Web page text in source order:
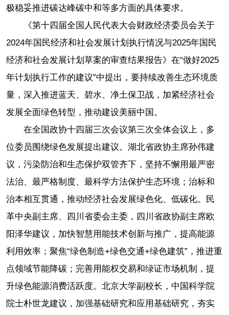
极稳妥推进碳达峰碳中和等多方面的具体要求。
《第十四届全国人民代表大会财政经济委员会关于
2024年国民经济和社会发展计划执行情况与2025年国民
经济和社会发展计划草案的审查结果报告》在“做好2025
年计划执行工作的建议”中提出，要持续改善生态环境质
量，深入推进蓝天、碧水、净土保卫战，加紧经济社会
发展全面绿色转型，推动建设美丽中国。
在全国政协十四届三次会议第三次全体会议上，多
位委员围绕绿色发展提出建议。湖北省政协主席孙伟建
议，污染防治和生态保护双管齐下，坚持不懈用最严密
法治、最严格制度、最科学方法保护生态环境；治标和
治本相互贯通，推动经济社会发展绿色化、低碳化。民
革中央副主席、四川省委会主委，四川省政协副主席欧
阳泽华建议，加快智慧用能技术创新与推广，提高能源
利用效率；聚焦“绿色制造+绿色交通+绿色建筑”，推进重
点领域节能降碳；完善用能权交易和绿证市场机制，提
升绿色能源消费活跃度。北京大学副校长，中国科学院
院士朴世龙建议，加强基础研究和应用基础研究，夯实